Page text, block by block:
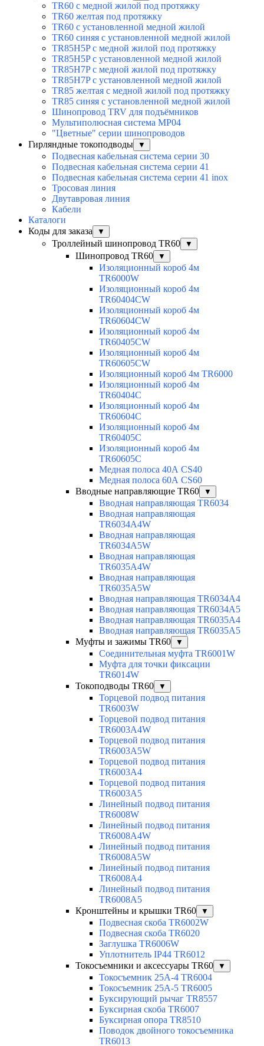
TR60 с медной жилой под протяжку
TR60 желтая под протяжку
TR60 с установленной медной жилой
TR60 синяя с установленной медной жилой
TR85H5P с медной жилой под протяжку
TR85H5P с установленной медной жилой
TR85H7P с медной жилой под протяжку
TR85H7P с установленной медной жилой
TR85 желтая с медной жилой под протяжку
TR85 синяя с установленной медной жилой
Шинопровод TRV для подъёмников
Мультиполюсная система MP04
"Цветные" серии шинопроводов
Гирляндные токоподводы
▼
Подвесная кабельная система серии 30
Подвесная кабельная система серии 41
Подвесная кабельная система серии 41 inox
Тросовая линия
Двутавровая линия
Кабели
Каталоги
Коды для заказа
▼
Троллейный шинопровод TR60 ▼
Шинопровод TR60 ▼
Изоляционный короб 4м
TR6000W
Изоляционный короб 4м
TR60404CW
Изоляционный короб 4м
TR60604CW
Изоляционный короб 4м
TR60405CW
Изоляционный короб 4м
TR60605CW
Изоляционный короб 4м TR6000
Изоляционный короб 4м
TR60404C
Изоляционный короб 4м
TR60604C
Изоляционный короб 4м
TR60405C
Изоляционный короб 4м
TR60605C
Медная полоса 40А CS40
Медная полоса 60А CS60
Вводные направляющие TR60
▼
Вводная направляющая TR6034
Вводная направляющая
TR6034A4W
Вводная направляющая
TR6034A5W
Вводная направляющая
TR6035A4W
Вводная направляющая
TR6035A5W
Вводная направляющая TR6034A4
Вводная направляющая TR6034A5
Вводная направляющая TR6035A4
Вводная направляющая TR6035A5
Муфты и зажимы TR60
▼
Соединительная муфта TR6001W
Муфта для точки фиксации
TR6014W
Токоподводы TR60
▼
Торцевой подвод питания
TR6003W
Торцевой подвод питания
TR6003A4W
Торцевой подвод питания
TR6003A5W
Торцевой подвод питания
TR6003A4
Торцевой подвод питания
TR6003A5
Линейный подвод питания
TR6008W
Линейный подвод питания
TR6008A4W
Линейный подвод питания
TR6008A5W
Линейный подвод питания
TR6008A4
Линейный подвод питания
TR6008A5
Кронштейны и крышки TR60
▼
Подвесная скоба TR6002W
Подвесная скоба TR6020
Заглушка TR6006W
Уплотнитель IP44 TR6012
Токосъемники и аксессуары TR60
▼
Токосъемник 25А-4 TR6004
Токосъемник 25А-5 TR6005
Буксирующий рычаг TR8557
Буксирная скоба TR6007
Буксирная опора TR8510
Поводок двойного токосъемника
TR6013